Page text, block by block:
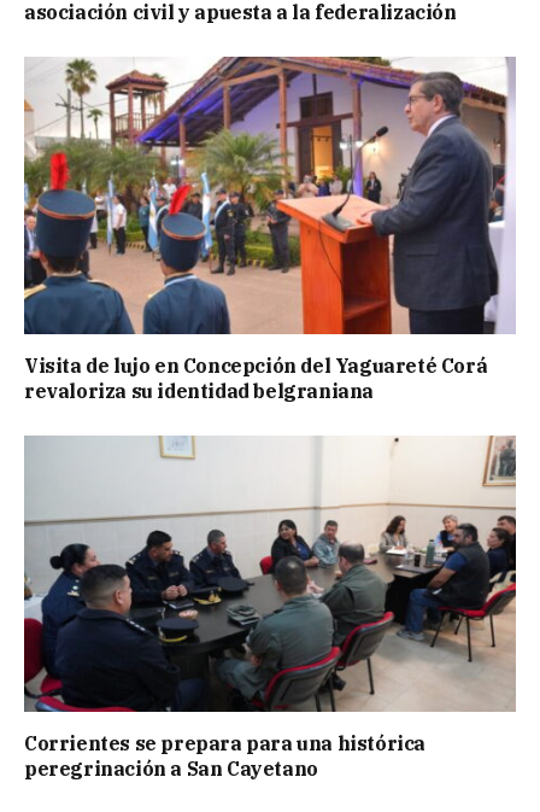
asociación civil y apuesta a la federalización
Visita de lujo en Concepción del Yaguareté Corá
revaloriza su identidad belgraniana
Corrientes se prepara para una histórica
peregrinación a San Cayetano